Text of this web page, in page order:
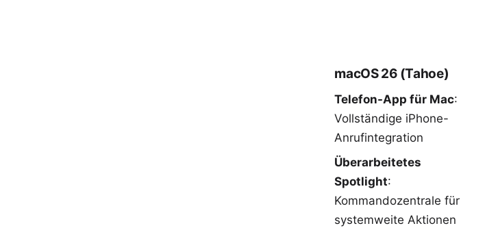
macOS 26 (Tahoe)
Telefon-App für Mac:
Vollständige iPhone-
Anrufintegration
Überarbeitetes
Spotlight:
Kommandozentrale für
systemweite Aktionen